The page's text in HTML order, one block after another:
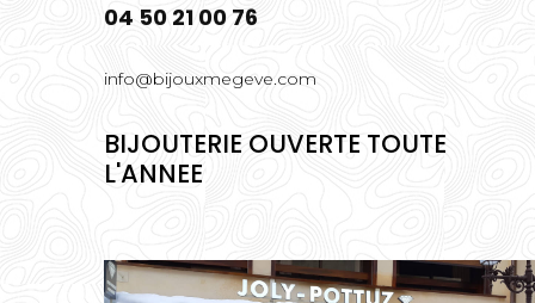
04 50 21 00 76
info@bijouxmegeve.com
BIJOUTERIE OUVERTE TOUTE
L'ANNEE